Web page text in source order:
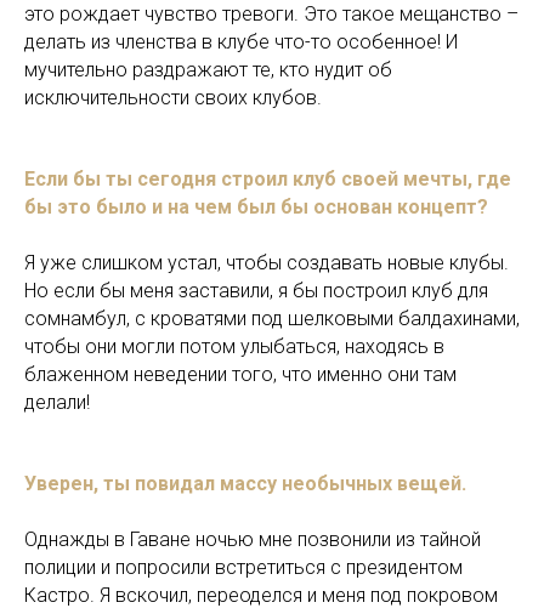
это рождает чувство тревоги. Это такое мещанство –
делать из членства в клубе что-то особенное! И
мучительно раздражают те, кто нудит об
исключительности своих клубов.
Если бы ты сегодня строил клуб своей мечты, где
бы это было и на чем был бы основан концепт?
Я уже слишком устал, чтобы создавать новые клубы.
Но если бы меня заставили, я бы построил клуб для
сомнамбул, с кроватями под шелковыми балдахинами,
чтобы они могли потом улыбаться, находясь в
блаженном неведении того, что именно они там
делали!
Уверен, ты повидал массу необычных вещей.
Однажды в Гаване ночью мне позвонили из тайной
полиции и попросили встретиться с президентом
Кастро. Я вскочил, переоделся и меня под покровом